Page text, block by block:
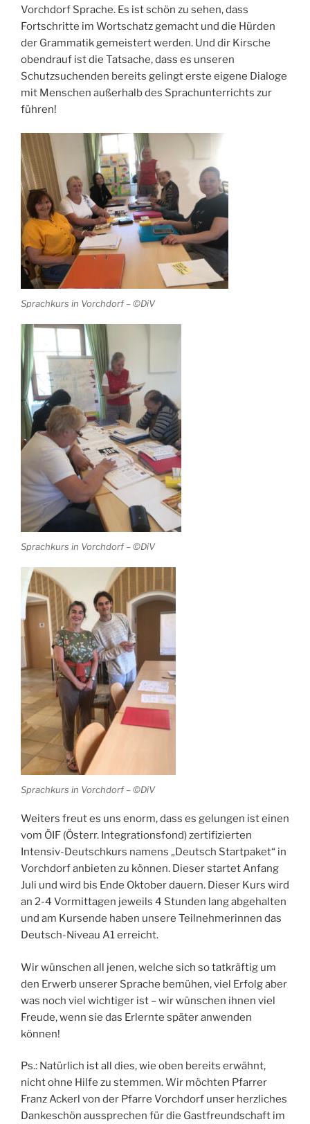
Vorchdorf Sprache. Es ist schön zu sehen, dass
Fortschritte im Wortschatz gemacht und die Hürden
der Grammatik gemeistert werden. Und dir Kirsche
obendrauf ist die Tatsache, dass es unseren
Schutzsuchenden bereits gelingt erste eigene Dialoge
mit Menschen außerhalb des Sprachunterrichts zur
führen!
Sprachkurs in Vorchdorf – ©DiV
Sprachkurs in Vorchdorf – ©DiV
Sprachkurs in Vorchdorf – ©DiV
Weiters freut es uns enorm, dass es gelungen ist einen
vom ÖIF (Österr. Integrationsfond) zertifizierten
Intensiv-Deutschkurs namens „Deutsch Startpaket“ in
Vorchdorf anbieten zu können. Dieser startet Anfang
Juli und wird bis Ende Oktober dauern. Dieser Kurs wird
an 2-4 Vormittagen jeweils 4 Stunden lang abgehalten
und am Kursende haben unsere Teilnehmerinnen das
Deutsch-Niveau A1 erreicht.
Wir wünschen all jenen, welche sich so tatkräftig um
den Erwerb unserer Sprache bemühen, viel Erfolg aber
was noch viel wichtiger ist – wir wünschen ihnen viel
Freude, wenn sie das Erlernte später anwenden
können!
Ps.: Natürlich ist all dies, wie oben bereits erwähnt,
nicht ohne Hilfe zu stemmen. Wir möchten Pfarrer
Franz Ackerl von der Pfarre Vorchdorf unser herzliches
Dankeschön aussprechen für die Gastfreundschaft im